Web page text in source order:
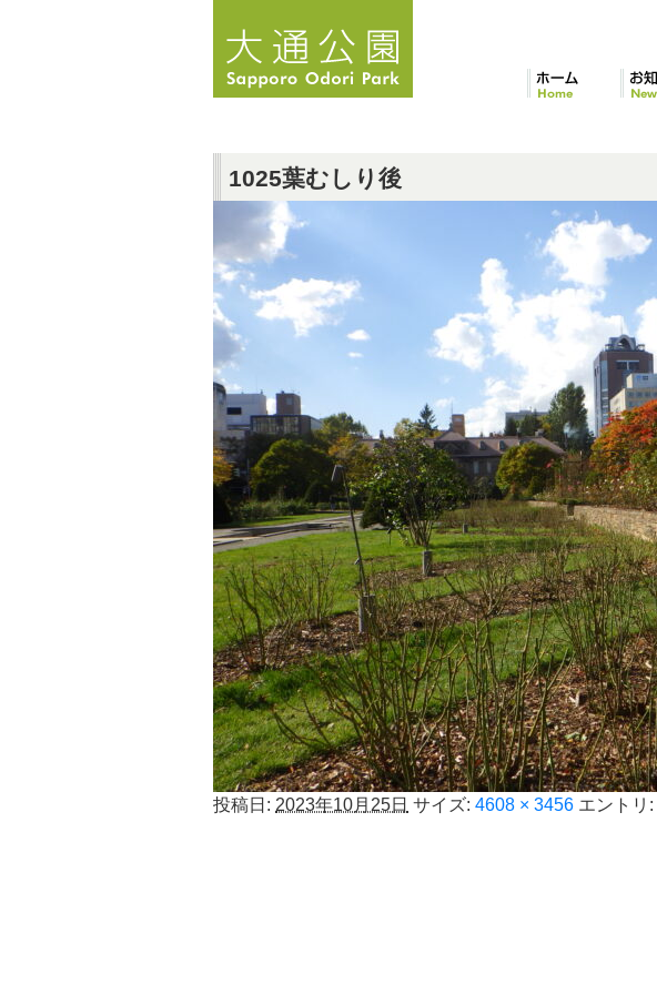
1025葉むしり後
投稿日: 2023年10月25日 サイズ: 4608 × 3456 エントリ: